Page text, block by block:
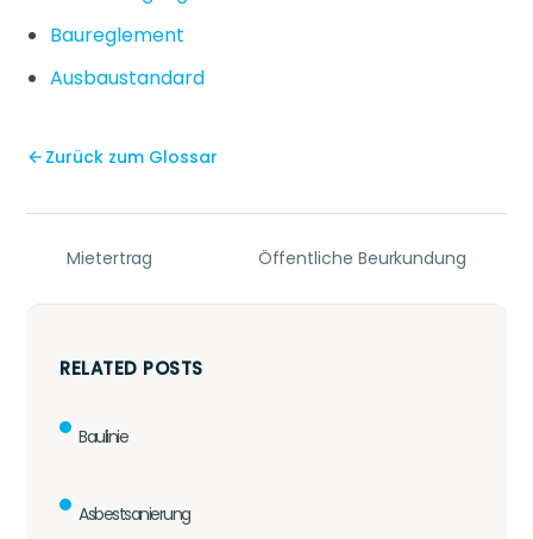
Baureglement
Ausbaustandard
Zurück zum Glossar
Mietertrag Öffentliche Beurkundung
RELATED POSTS
Baulinie
Asbestsanierung